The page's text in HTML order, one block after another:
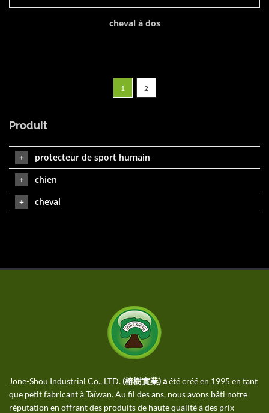
cheval à dos
1 2
Produit
protecteur de sport humain
chien
cheval
Jone-Shou Industrial Co., LTD. (榕樹實業) aété créé en 1995 en tant
que petit fabricant à Taïwan. Au fil des ans, nous avons bâti notre
réputation en offrant des produits de haute qualité à des prix